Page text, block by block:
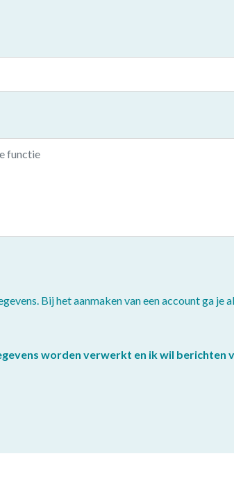
Bij het aanmaken van een account ga je
worden verwerkt en ik wil berichten